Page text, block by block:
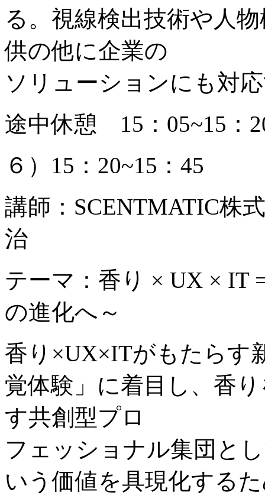
る。視線検出技術や人
供の他に企業の
ソリューションにも対
途中休憩 15：05~15：
６）15：20~15：45
講師：SCENTMATIC株
治
テーマ：香り × UX ×
の進化へ～
香り×UX×ITがもたらす
覚体験」に着目し、香
す共創型プロ
フェッショナル集団と
いう価値を具現化する